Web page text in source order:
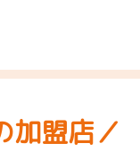
加盟店／